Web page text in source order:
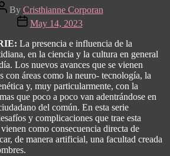
By Cristhianne Corporan
Post
date
May 14, 2023
La presencia e influencia de la
en la ciencia y la cultura en general
Los nuevos avances que se vienen
con áreas como la neuro- tecnología, la
y, muy particularmente, con la
que poco a poco van adentrándose en
del común. En esta serie
y complicaciones que trae esta
como consecuencia directa de
de manera artificial, una facultad creada